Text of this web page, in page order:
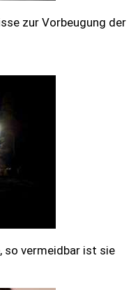
zur Vorbeugung der
so vermeidbar ist sie